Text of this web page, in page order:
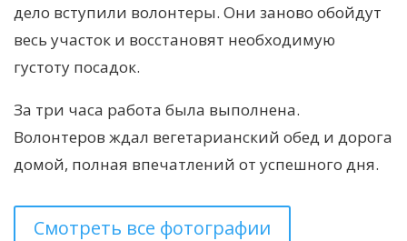
дело вступили волонтеры. Они заново обойдут
весь участок и восстановят необходимую
густоту посадок.
За три часа работа была выполнена.
Волонтеров ждал вегетарианский обед и дорога
домой, полная впечатлений от успешного дня.
Смотреть все фотографии